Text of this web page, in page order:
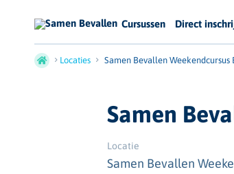
Cursussen Direct
Locaties Samen Bevallen Weekendcursus
Samen
Locatie
Samen Bevallen